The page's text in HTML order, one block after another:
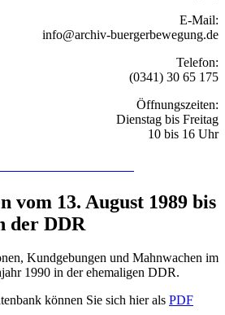
E-Mail:
info@archiv-buergerbewegung.de
Telefon:
(0341) 30 65 175
Öffnungszeiten:
Dienstag bis Freitag
10 bis 16 Uhr
vom 13. August 1989 bis
der DDR
Kundgebungen und Mahnwachen im
1990 in der ehemaligen DDR.
können Sie sich hier als PDF